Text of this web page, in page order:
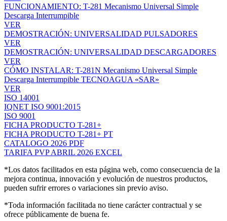
FUNCIONAMIENTO: T-281 Mecanismo Universal Simple
Descarga Interrumpible
VER
DEMOSTRACIÓN: UNIVERSALIDAD PULSADORES
VER
DEMOSTRACIÓN: UNIVERSALIDAD DESCARGADORES
VER
CÓMO INSTALAR: T-281N Mecanismo Universal Simple
Descarga Interrumpible TECNOAGUA «SAR»
VER
ISO 14001
IQNET ISO 9001:2015
ISO 9001
FICHA PRODUCTO T-281+
FICHA PRODUCTO T-281+ PT
CATALOGO 2026 PDF
TARIFA PVP ABRIL 2026 EXCEL
*Los datos facilitados en esta página web, como consecuencia de la
mejora continua, innovación y evolución de nuestros productos,
pueden sufrir errores o variaciones sin previo aviso.
*Toda información facilitada no tiene carácter contractual y se
ofrece públicamente de buena fe.